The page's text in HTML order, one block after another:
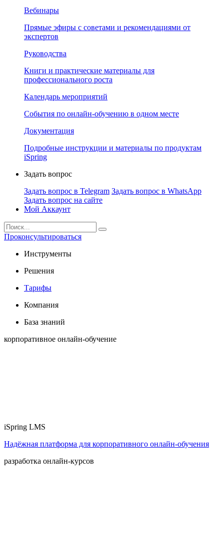
Вебинары
Прямые эфиры с советами и рекомендациями от
экспертов
Руководства
Книги и практические материалы для
профессионального роста
Календарь мероприятий
События по онлайн-обучению в одном месте
Документация
Подробные инструкции и материалы по продуктам
iSpring
Задать вопрос
Задать вопрос в Telegram Задать вопрос в WhatsApp
Задать вопрос на сайте
Мой Аккаунт
Проконсультироваться
Инструменты
Решения
Тарифы
Компания
База знаний
корпоративное онлайн-обучение
iSpring LMS
Надёжная платформа для корпоративного онлайн‑обучения
разработка онлайн-курсов